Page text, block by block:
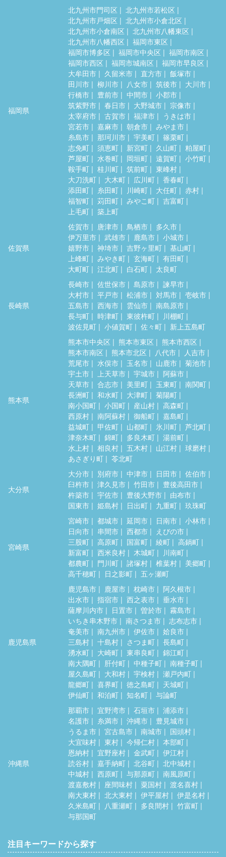
福岡県
北九州市門司区
北九州市若松区
北九州市戸畑区
北九州市小倉北区
北九州市小倉南区
北九州市八幡東区
北九州市八幡西区
福岡市東区
福岡市博多区
福岡市中央区
福岡市南区
福岡市西区
福岡市城南区
福岡市早良区
大牟田市
久留米市 直方市
飯塚市
田川市
柳川市 八女市 筑後市
大川市
行橋市
豊前市 中間市
小郡市
筑紫野市
春日市 大野城市
宗像市
太宰府市
古賀市 福津市
うきは市
宮若市
嘉麻市 朝倉市
みやま市
糸島市
那珂川市 宇美町
篠栗町
志免町
須恵町 新宮町 久山町
粕屋町
芦屋町
水巻町 岡垣町 遠賀町
小竹町
鞍手町
桂川町 筑前町
東峰村
大刀洗町
大木町 広川町
香春町
添田町
糸田町 川崎町 大任町
赤村
福智町
苅田町 みやこ町
吉富町
上毛町
築上町
佐賀県
佐賀市 唐津市 鳥栖市
多久市
伊万里市
武雄市 鹿島市
小城市
嬉野市
神埼市 吉野ヶ里町
基山町
上峰町
みやき町 玄海町
有田町
大町町
江北町 白石町 太良町
長崎県
長崎市 佐世保市 島原市
諫早市
大村市
平戸市 松浦市 対馬市
壱岐市
五島市
西海市 雲仙市
南島原市
長与町
時津町 東彼杵町
川棚町
波佐見町
小値賀町 佐々町 新上五島町
熊本県
熊本市中央区 熊本市東区
熊本市西区
熊本市南区
熊本市北区 八代市
人吉市
荒尾市
水俣市 玉名市 山鹿市
菊池市
宇土市
上天草市 宇城市
阿蘇市
天草市
合志市 美里町 玉東町
南関町
長洲町
和水町 大津町
菊陽町
南小国町
小国町 産山村
高森町
西原村
南阿蘇村 御船町
嘉島町
益城町
甲佐町 山都町 氷川町
芦北町
津奈木町
錦町 多良木町
湯前町
水上村
相良村 五木村 山江村
球磨村
あさぎり町
苓北町
大分県
大分市 別府市 中津市 日田市
佐伯市
臼杵市
津久見市 竹田市
豊後高田市
杵築市
宇佐市 豊後大野市
由布市
国東市
姫島村 日出町 九重町 玖珠町
宮崎県
宮崎市 都城市 延岡市 日南市
小林市
日向市
串間市 西都市
えびの市
三股町
高原町 国富町 綾町
高鍋町
新富町
西米良村 木城町
川南町
都農町
門川町 諸塚村 椎葉村
美郷町
高千穂町
日之影町 五ヶ瀬町
鹿児島県
鹿児島市 鹿屋市 枕崎市
阿久根市
出水市
指宿市 西之表市
垂水市
薩摩川内市
日置市 曽於市
霧島市
いちき串木野市
南さつま市
志布志市
奄美市
南九州市 伊佐市
姶良市
三島村
十島村 さつま町
長島町
湧水町
大崎町 東串良町
錦江町
南大隅町
肝付町 中種子町
南種子町
屋久島町
大和村 宇検村
瀬戸内町
龍郷町
喜界町 徳之島町
天城町
伊仙町
和泊町 知名町 与論町
沖縄県
那覇市 宜野湾市 石垣市
浦添市
名護市
糸満市 沖縄市
豊見城市
うるま市
宮古島市 南城市
国頭村
大宜味村
東村 今帰仁村
本部町
恩納村
宜野座村 金武町
伊江村
読谷村
嘉手納町 北谷町
北中城村
中城村
西原町 与那原町
南風原町
渡嘉敷村
座間味村 粟国村
渡名喜村
南大東村
北大東村 伊平屋村
伊是名村
久米島町
八重瀬町 多良間村
竹富町
与那国町
注目キーワードから探す